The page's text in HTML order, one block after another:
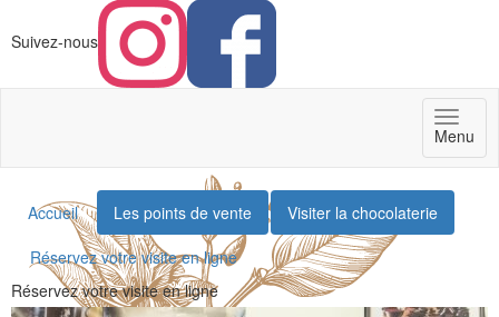
Suivez-nous
Menu
Accueil Les points de vente
Visiter la chocolaterie
Réservez votre visite en ligne
Réservez votre visite en ligne